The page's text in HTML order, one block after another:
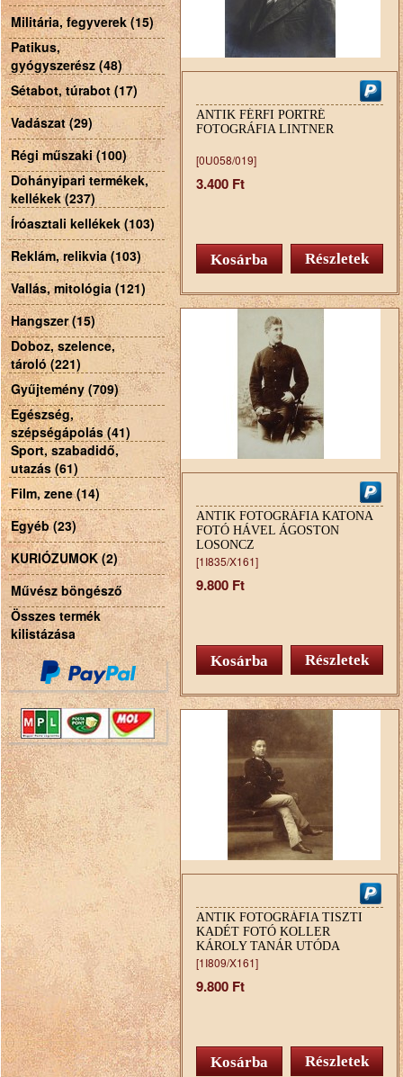
Militária, fegyverek (15)
Patikus,
gyógyszerész (48)
Sétabot, túrabot (17)
Vadászat (29)
Régi műszaki (100)
Dohányipari termékek,
kellékek (237)
Íróasztali kellékek (103)
Reklám, relikvia (103)
Vallás, mitológia (121)
Hangszer (15)
Doboz, szelence,
tároló (221)
Gyűjtemény (709)
Egészség,
szépségápolás (41)
Sport, szabadidő,
utazás (61)
Film, zene (14)
Egyéb (23)
KURIÓZUMOK (2)
Művész böngésző
Összes termék
kilistázása
ANTIK FÉRFI PORTRÉ
FOTOGRÁFIA LINTNER
[0U058/019]
3.400 Ft
Részletek
ANTIK FOTOGRÁFIA KATONA
FOTÓ HÁVEL ÁGOSTON
LOSONCZ
[1I835/X161]
9.800 Ft
Részletek
ANTIK FOTOGRÁFIA TISZTI
KADÉT FOTÓ KOLLER
KÁROLY TANÁR UTÓDA
SZENES
[1I809/X161]
9.800 Ft
Részletek